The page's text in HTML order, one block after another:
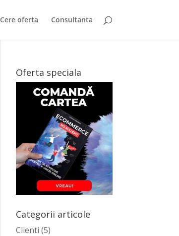
Cere oferta Consultanta
Oferta speciala
Categorii articole
Clienti (5)